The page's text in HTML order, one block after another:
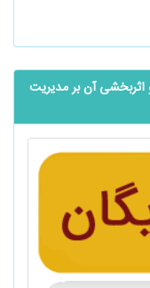
اثربخشی آن بر مدیریت